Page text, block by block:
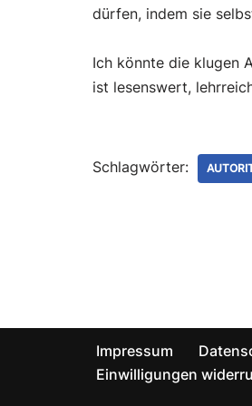
dürfen, indem sie
Ich könnte die klugen
ist lesenswert,
Schlagwörter:
Impressum
Einwilligungen